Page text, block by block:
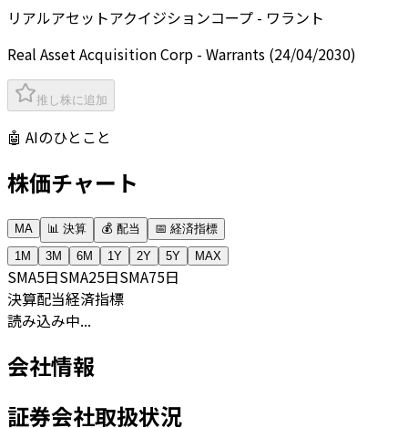
リアルアセットアクイジションコープ - ワラント
Real Asset Acquisition Corp - Warrants (24/04/2030)
推し株に追加
🤖 AIのひとこと
株価チャート
MA 📊 決算 💰 配当
📅 経済指標
1M
3M 6M 1Y 2Y 5Y MAX
SMA5日SMA25日SMA75日
決算配当経済指標
読み込み中...
会社情報
証券会社取扱状況